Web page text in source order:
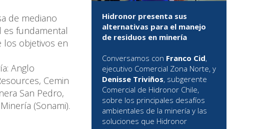
de mediano
es fundamental
objetivos en
Anglo
Cemin
San Pedro,
(Sonami).
Hidronor presenta sus
alternativas para el manejo
de residuos en minería
Conversamos con Franco Cid,
ejecutivo Comercial Zona Norte, y
Denisse Triviños, subgerente
Comercial de Hidronor Chile,
sobre los principales desafíos
ambientales de la minería y las
soluciones que Hidronor